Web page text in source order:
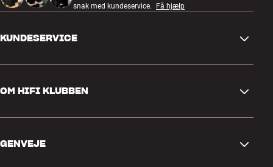
snak med kundeservice.
Få hjælp
KUNDESERVICE
Retur og reklamation
Fortryd ordre
OM HIFI KLUBBEN
GENVEJE